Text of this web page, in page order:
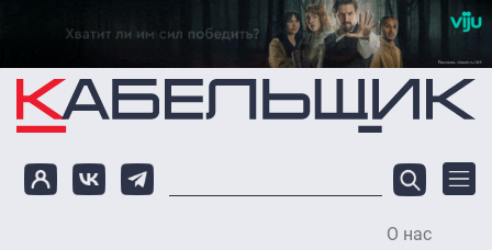
Перейти к основному содержанию
О нас